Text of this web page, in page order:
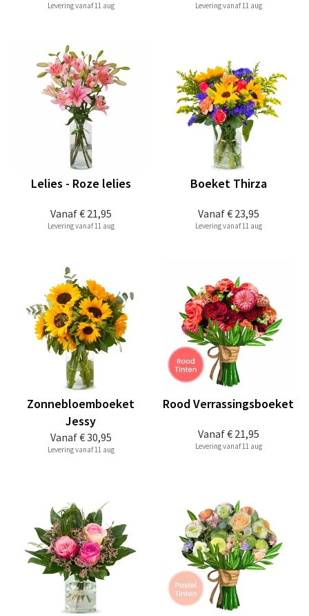
Levering vanaf 11 aug Levering vanaf 11 aug
Vanaf€ 21,95
Lelies - Roze lelies
Levering vanaf 11 aug
Vanaf€ 23,95
Boeket Thirza
Levering vanaf 11 aug
Vanaf€ 30,95
Zonnebloemboeket
Jessy
Levering vanaf 11 aug
Vanaf€ 21,95
Rood Verrassingsboeket
Levering vanaf 11 aug